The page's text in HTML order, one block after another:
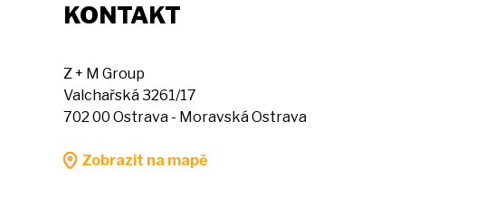
KONTAKT
Z + M Group
Valchařská 3261/17
702 00 Ostrava - Moravská Ostrava
Zobrazit na mapě